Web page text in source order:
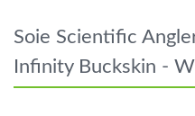
Soie Scientific
Infinity Buckskin -